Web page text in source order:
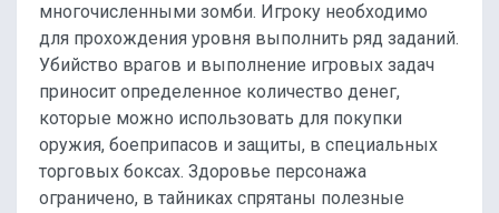
многочисленными зомби. Игроку необходимо
для прохождения уровня выполнить ряд заданий.
Убийство врагов и выполнение игровых задач
приносит определенное количество денег,
которые можно использовать для покупки
оружия, боеприпасов и защиты, в специальных
торговых боксах. Здоровье персонажа
ограничено, в тайниках спрятаны полезные